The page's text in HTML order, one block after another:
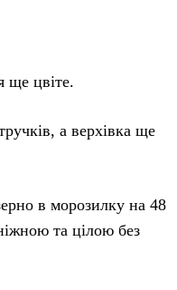
ще цвіте.
а верхівка ще
в морозилку на 48
та цілою без